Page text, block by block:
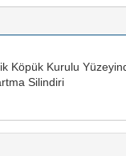
Köpük Kurulu
Silindiri